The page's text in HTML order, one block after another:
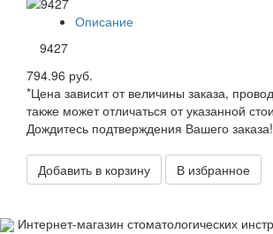
Описание
9427
794.96 руб.
*Цена зависит от величины заказа,
также может отличаться от указанной
Дождитесь подтверждения Вашего заказа!
Добавить в корзину В избранное
Интернет-магазин стоматологических